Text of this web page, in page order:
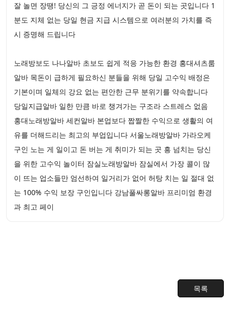
잘 놀면 장땡! 당신의 그 긍정 에너지가 곧 돈이 되는 곳입니다 1
분도 지체 없는 당일 현금 지급 시스템으로 여러분의 가치를 즉
시 증명해 드립니다
노래방보도 나나알바 초보도 쉽게 적응 가능한 환경 홍대셔츠룸
알바 목돈이 급하게 필요하신 분들을 위해 당일 고수익 배정은
기본이며 일체의 강요 없는 편안한 근무 분위기를 약속합니다
당일지급알바 일한 만큼 바로 챙겨가는 구조라 스트레스 없음
홍대노래방알바 세컨알바 본업보다 짭짤한 수익으로 생활의 여
유를 더해드리는 최고의 부업입니다 서울노래방알바 가라오케
구인 노는 게 일이고 돈 버는 게 취미가 되는 곳 흥 넘치는 당신
을 위한 고수익 놀이터 잠실노래방알바 잠실에서 가장 콜이 많
이 뜨는 업소들만 엄선하여 일거리가 없어 허탕 치는 일 절대 없
는 100% 수익 보장 구인입니다 강남풀싸롱알바 프리미엄 환경
과 최고 페이
목록